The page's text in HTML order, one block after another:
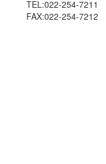
TEL:022-254-7211
FAX:022-254-7212